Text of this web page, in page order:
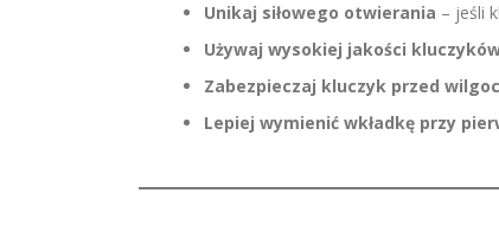
Unikaj siłowego otwierania – jeśli
Używaj wysokiej jakości
Zabezpieczaj kluczyk przed
Lepiej wymienić wkładkę przy